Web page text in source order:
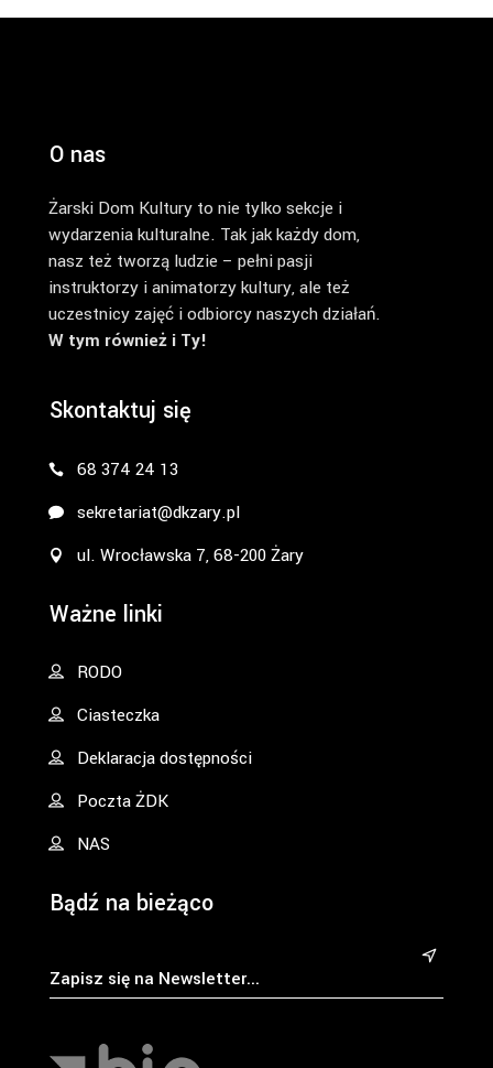
O nas
Żarski Dom Kultury to nie tylko sekcje i
wydarzenia kulturalne. Tak jak każdy dom,
nasz też tworzą ludzie – pełni pasji
instruktorzy i animatorzy kultury, ale też
uczestnicy zajęć i odbiorcy naszych działań.
W tym również i Ty!
Skontaktuj się
68 374 24 13
sekretariat@dkzary.pl
ul. Wrocławska 7, 68-200 Żary
Ważne linki
RODO
Ciasteczka
Deklaracja dostępności
Poczta ŻDK
NAS
Bądź na bieżąco
&